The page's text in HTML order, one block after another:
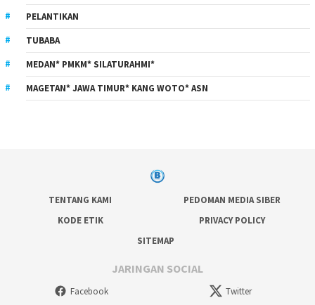
PELANTIKAN
TUBABA
MEDAN* PMKM* SILATURAHMI*
MAGETAN* JAWA TIMUR* KANG WOTO* ASN
TENTANG KAMI
PEDOMAN MEDIA SIBER
KODE ETIK
PRIVACY POLICY
SITEMAP
JARINGAN SOCIAL
Facebook Twitter